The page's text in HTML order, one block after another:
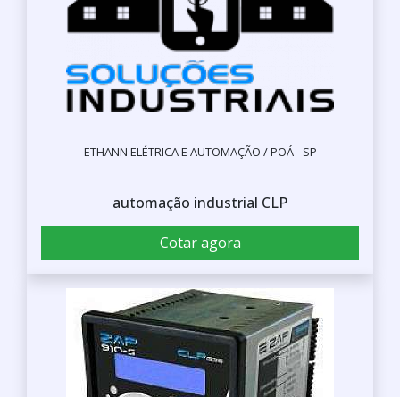
ETHANN ELÉTRICA E AUTOMAÇÃO / POÁ - SP
automação industrial CLP
Cotar agora